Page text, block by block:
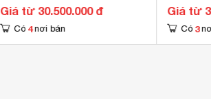
Giá từ 30.500.000 đ
Có 4 nơi bán
Giá từ
Có 3